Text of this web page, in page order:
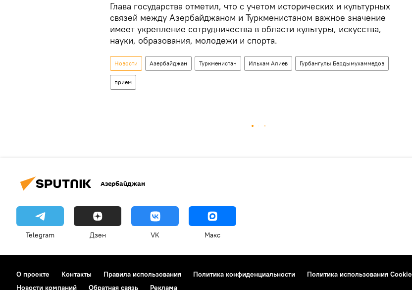
Глава государства отметил, что с учетом исторических и культурных
связей между Азербайджаном и Туркменистаном важное значение
имеет укрепление сотрудничества в области культуры, искусства,
науки, образования, молодежи и спорта.
Новости Азербайджан Туркменистан Ильхам Алиев Гурбангулы Бердымухаммедов
прием
Азербайджан
Telegram Дзен VK Макс
О проекте Контакты Правила использования Политика конфиденциальности Политика использования Cookie
Новости компаний
Обратная связь Реклама